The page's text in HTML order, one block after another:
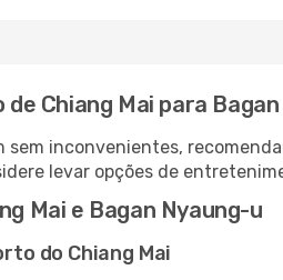
de Chiang Mai para
sem inconvenientes,
levar opções de
Mai e Bagan Nyaung-u
do Chiang Mai